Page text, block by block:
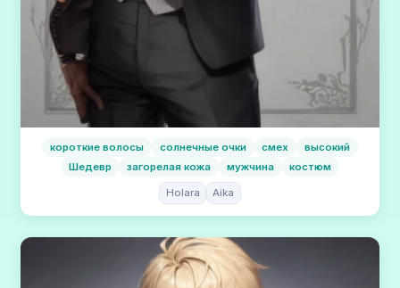
короткие волосы солнечные очки смех
высокий
Шедевр
загорелая кожа мужчина костюм
Holara Aika